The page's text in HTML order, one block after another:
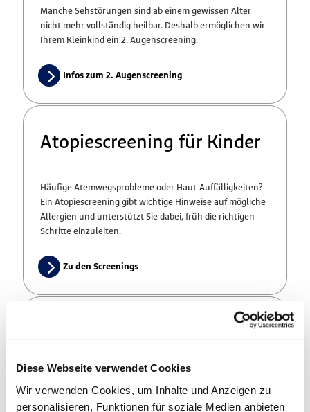
Diese Webseite verwendet Cookies
Wir verwenden Cookies, um Inhalte und Anzeigen zu
personalisieren, Funktionen für soziale Medien anbieten
Manche Sehstörungen sind ab einem gewissen Alter
nicht mehr vollständig heilbar. Deshalb ermöglichen wir
Ihrem Kleinkind ein 2. Augenscreening.
Infos zum 2. Augenscreening
Atopiescreening für Kinder
Häufige Atemwegsprobleme oder Haut-Auffälligkeiten?
Ein Atopiescreening gibt wichtige Hinweise auf mögliche
Allergien und unterstützt Sie dabei, früh die richtigen
Schritte einzuleiten.
Zu den Screenings
Sprachtests bei U7 und U7a
sprachliche Entwicklung. Deshalb ermöglichen wir Ihnen
zusätzliche Vorsorge, um etwaige Auffälligkeiten